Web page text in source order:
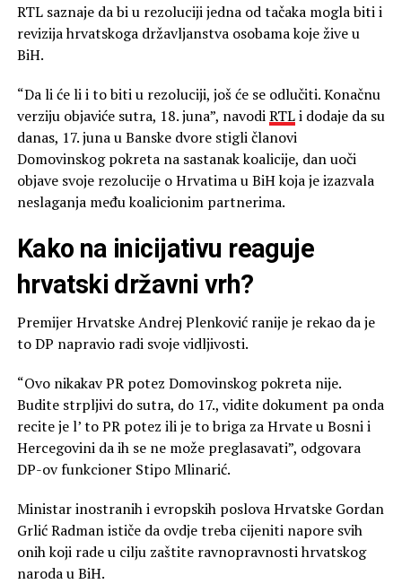
RTL saznaje da bi u rezoluciji jedna od tačaka mogla biti i
revizija hrvatskoga državljanstva osobama koje žive u
BiH.
“Da li će li i to biti u rezoluciji, još će se odlučiti. Konačnu
verziju objaviće sutra, 18. juna”, navodiRTLi dodaje da su
danas, 17. juna u Banske dvore stigli članovi
Domovinskog pokreta na sastanak koalicije, dan uoči
objave svoje rezolucije o Hrvatima u BiH koja je izazvala
neslaganja među koalicionim partnerima.
Kako na inicijativu reaguje
hrvatski državni vrh?
Premijer Hrvatske Andrej Plenković ranije je rekao da je
to DP napravio radi svoje vidljivosti.
“Ovo nikakav PR potez Domovinskog pokreta nije.
Budite strpljivi do sutra, do 17., vidite dokument pa onda
recite je l’ to PR potez ili je to briga za Hrvate u Bosni i
Hercegovini da ih se ne može preglasavati”, odgovara
DP-ov funkcioner Stipo Mlinarić.
Ministar inostranih i evropskih poslova Hrvatske Gordan
Grlić Radman ističe da ovdje treba cijeniti napore svih
onih koji rade u cilju zaštite ravnopravnosti hrvatskog
naroda u BiH.